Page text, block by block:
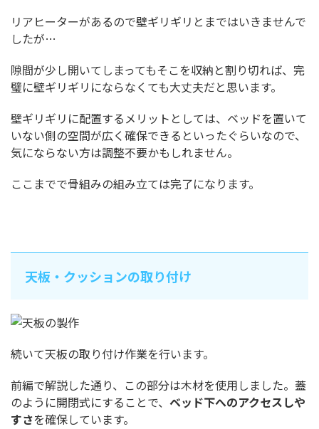
リアヒーターがあるので壁ギリギリとまではいきませんで
したが…
隙間が少し開いてしまってもそこを収納と割り切れば、完
璧に壁ギリギリにならなくても大丈夫だと思います。
壁ギリギリに配置するメリットとしては、ベッドを置いて
いない側の空間が広く確保できるといったぐらいなので、
気にならない方は調整不要かもしれません。
ここまでで骨組みの組み立ては完了になります。
天板・クッションの取り付け
続いて天板の取り付け作業を行います。
前編で解説した通り、この部分は木材を使用しました。蓋
のように開閉式にすることで、 ベッド下へのアクセスしや
すさを確保しています。